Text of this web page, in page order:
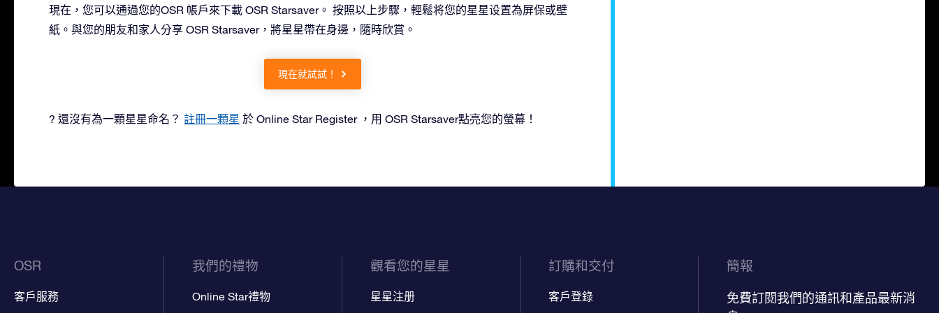
現在，您可以通過您的OSR 帳戶來下載 OSR Starsaver。 按照以上步驟，輕鬆将您的星星设置為屏保或壁
紙。與您的朋友和家人分享 OSR Starsaver，將星星帶在身邊，隨時欣賞。
現在就試試！
? 還沒有為一顆星星命名？ 註冊一顆星 於 Online Star Register ，用 OSR Starsaver點亮您的螢幕！
OSR
客戶服務
我們的禮物
Online Star禮物
觀看您的星星
星星注册
訂購和交付
客戶登錄
簡報
免費訂閱我們的通訊和產品最新消